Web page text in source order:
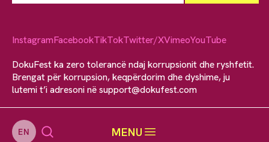
EN MENU
InstagramFacebookTikTokTwitter/XVimeoYouTube
DokuFest ka zero tolerancë ndaj korrupsionit dhe ryshfetit.
Brengat për korrupsion, keqpërdorim dhe dyshime, ju
lutemi t’i adresoni nësupport@dokufest.com